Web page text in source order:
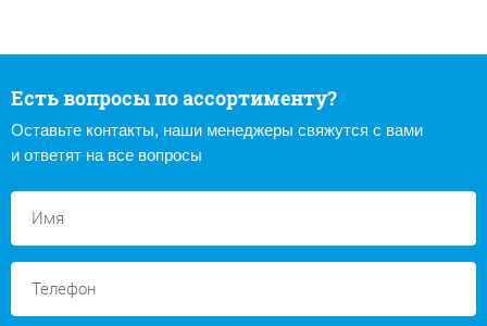
Есть вопросы по ассортименту?
Оставьте контакты, наши менеджеры свяжутся с вами
и ответят на все вопросы